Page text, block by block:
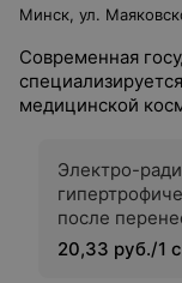
Минск, ул.
Современная
медицинской
Электро-
после
кожи за 1 см
20,33 руб./1